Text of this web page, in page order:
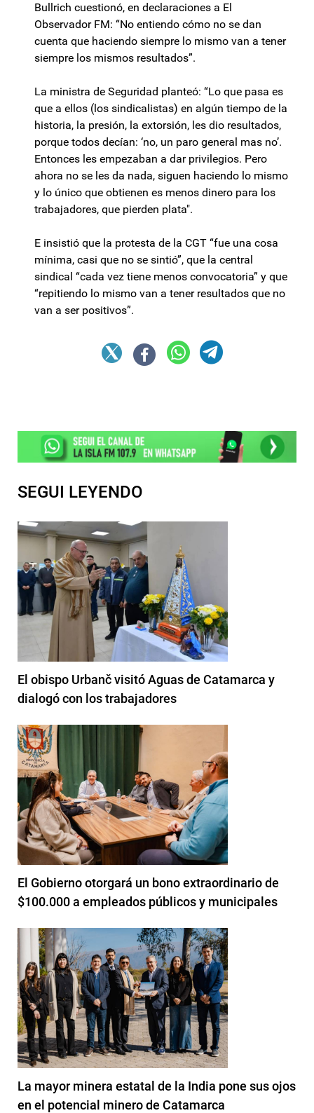
Bullrich cuestionó, en declaraciones a El
Observador FM: “No entiendo cómo no se dan
cuenta que haciendo siempre lo mismo van a tener
siempre los mismos resultados”.
La ministra de Seguridad planteó: “Lo que pasa es
que a ellos (los sindicalistas) en algún tiempo de la
historia, la presión, la extorsión, les dio resultados,
porque todos decían: ‘no, un paro general mas no’.
Entonces les empezaban a dar privilegios. Pero
ahora no se les da nada, siguen haciendo lo mismo
y lo único que obtienen es menos dinero para los
trabajadores, que pierden plata".
E insistió que la protesta de la CGT “fue una cosa
mínima, casi que no se sintió”, que la central
sindical “cada vez tiene menos convocatoria” y que
“repitiendo lo mismo van a tener resultados que no
van a ser positivos”.
SEGUI LEYENDO
El obispo Urbanč visitó Aguas de Catamarca y
dialogó con los trabajadores
El Gobierno otorgará un bono extraordinario de
$100.000 a empleados públicos y municipales
La mayor minera estatal de la India pone sus ojos
en el potencial minero de Catamarca